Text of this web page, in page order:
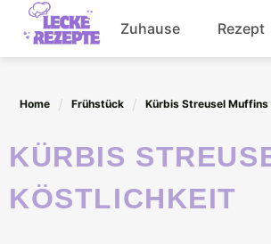
Skip
content
Zuhause Rezept
Home Frühstück Kürbis Streusel
KÜRBIS STREUSEL MUFFINS FÜR MÜHELOSE
KÖSTLICHKEIT